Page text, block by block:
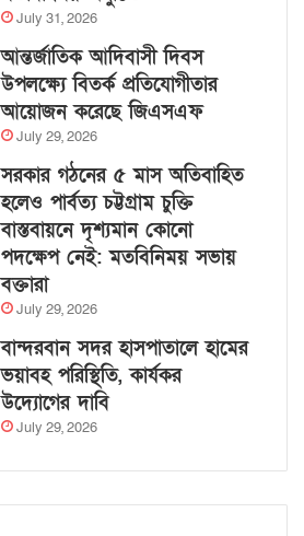
July 31, 2026
আন্তর্জাতিক আদিবাসী দিবস
উপলক্ষ্যে বিতর্ক প্রতিযোগীতার
আয়োজন করেছে জিএসএফ
July 29, 2026
সরকার গঠনের ৫ মাস অতিবাহিত
হলেও পার্বত্য চট্টগ্রাম চুক্তি
বাস্তবায়নে দৃশ্যমান কোনো
পদক্ষেপ নেই: মতবিনিময় সভায়
বক্তারা
July 29, 2026
বান্দরবান সদর হাসপাতালে হামের
ভয়াবহ পরিস্থিতি, কার্যকর
উদ্যোগের দাবি
July 29, 2026